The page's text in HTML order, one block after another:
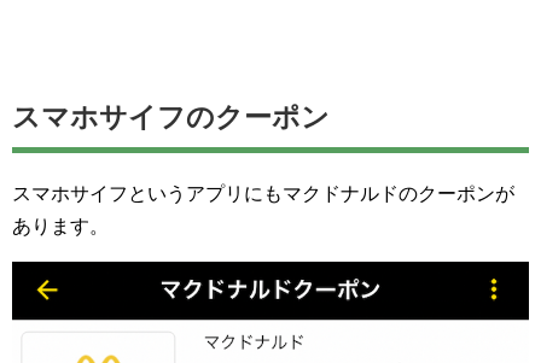
スマホサイフのクーポン
スマホサイフというアプリにもマクドナルドのクーポンが
あります。